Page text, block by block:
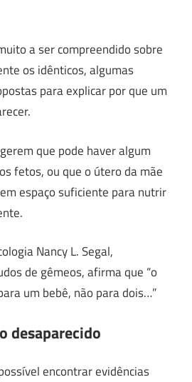
a ser compreendido sobre
os idênticos, algumas
para explicar por que um
que pode haver algum
fetos, ou que o útero da mãe
espaço suficiente para nutrir
Nancy L. Segal,
de gêmeos, afirma que “o
um bebê, não para dois…”
desaparecido
encontrar evidências